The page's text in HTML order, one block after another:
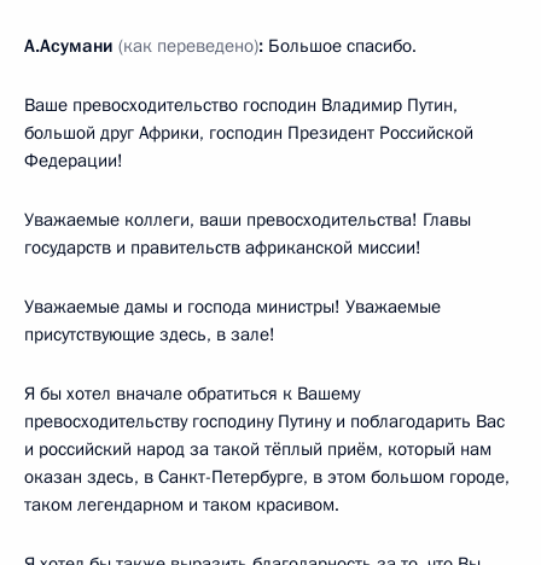
А.Асумани (как переведено): Большое спасибо.
Ваше превосходительство господин Владимир Путин,
большой друг Африки, господин Президент Российской
Федерации!
Уважаемые коллеги, ваши превосходительства! Главы
государств и правительств африканской миссии!
Уважаемые дамы и господа министры! Уважаемые
присутствующие здесь, в зале!
Я бы хотел вначале обратиться к Вашему
превосходительству господину Путину и поблагодарить Вас
и российский народ за такой тёплый приём, который нам
оказан здесь, в Санкт-Петербурге, в этом большом городе,
таком легендарном и таком красивом.